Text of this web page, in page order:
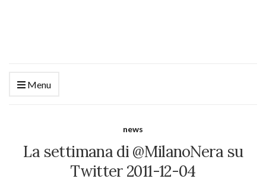
Menu
news
La settimana di @MilanoNera su
Twitter 2011-12-04